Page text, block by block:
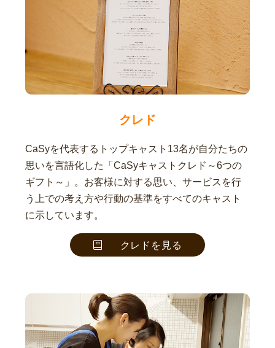
クレド
CaSyを代表するトップキャスト13名が自分たちの
思いを言語化した「CaSyキャストクレド～6つの
ギフト～」。お客様に対する思い、サービスを行
う上での考え方や行動の基準をすべてのキャスト
に示しています。
クレドを見る